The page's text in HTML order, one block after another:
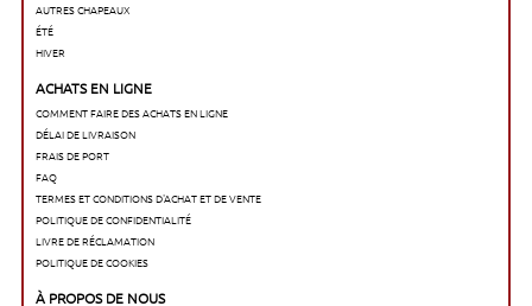
AUTRES CHAPEAUX
ÉTÉ
HIVER
ACHATS EN LIGNE
COMMENT FAIRE DES ACHATS EN LIGNE
DÉLAI DE LIVRAISON
FRAIS DE PORT
FAQ
TERMES ET CONDITIONS D'ACHAT ET DE VENTE
POLITIQUE DE CONFIDENTIALITÉ
LIVRE DE RÉCLAMATION
POLITIQUE DE COOKIES
À PROPOS DE NOUS